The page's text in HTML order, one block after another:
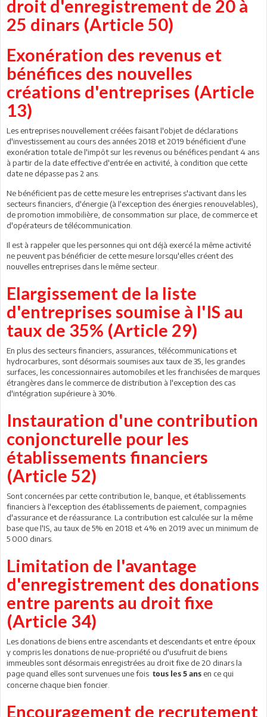
droit d'enregistrement de 20 à
25 dinars (Article 50)
Exonération des revenus et
bénéfices des nouvelles
créations d'entreprises (Article
13)
Les entreprises nouvellement créées faisant l'objet de déclarations
d'investissement au cours des années 2018 et 2019 bénéficient d'une
exonération totale de l'impôt sur les revenus ou bénéfices pendant 4 ans
à partir de la date effective d'entrée en activité, à condition que cette
date ne dépasse pas 2 ans.
Ne bénéficient pas de cette mesure les entreprises s'activant dans les
secteurs financiers, d'énergie (à l'exception des énergies renouvelables),
de promotion immobilière, de consommation sur place, de commerce et
d'opérateurs de télécommunication.
Il est à rappeler que les personnes qui ont déjà exercé la même activité
ne peuvent pas bénéficier de cette mesure lorsqu'elles créent des
nouvelles entreprises dans le même secteur.
Elargissement de la liste
d'entreprises soumise à l'IS au
taux de 35% (Article 29)
En plus des secteurs financiers, assurances, télécommunications et
hydrocarbures, sont désormais soumises aux taux de 35, les grandes
surfaces, les concessionnaires automobiles et les franchisées de marques
étrangères dans le commerce de distribution à l'exception des cas
d'intégration supérieure à 30%.
Instauration d'une contribution
conjoncturelle pour les
établissements financiers
(Article 52)
Sont concernées par cette contribution le, banque, et établissements
financiers à l'exception des établissements de paiement, compagnies
d'assurance et de réassurance. La contribution est calculée sur la même
base que l'IS, au taux de 5% en 2018 et 4% en 2019 avec un minimum de
5 000 dinars.
Limitation de l'avantage
d'enregistrement des donations
entre parents au droit fixe
(Article 34)
Les donations de biens entre ascendants et descendants et entre époux
y compris les donations de nue-propriété ou d'usufruit de biens
immeubles sont désormais enregistrées au droit fixe de 20 dinars la
page quand elles sont survenues une fois tous les 5 ans en ce qui
concerne chaque bien foncier.
Encouragement de recrutement